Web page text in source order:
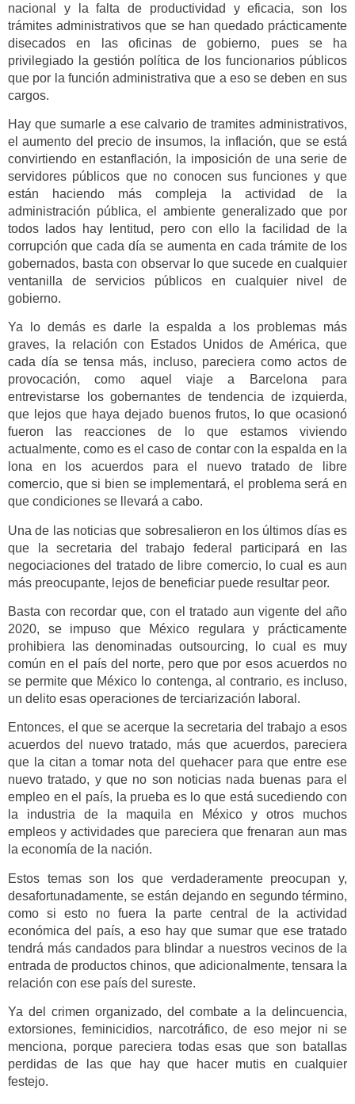
nacional y la falta de productividad y eficacia, son los
trámites administrativos que se han quedado prácticamente
disecados en las oficinas de gobierno, pues se ha
privilegiado la gestión política de los funcionarios públicos
que por la función administrativa que a eso se deben en sus
cargos.
Hay que sumarle a ese calvario de tramites administrativos,
el aumento del precio de insumos, la inflación, que se está
convirtiendo en estanflación, la imposición de una serie de
servidores públicos que no conocen sus funciones y que
están haciendo más compleja la actividad de la
administración pública, el ambiente generalizado que por
todos lados hay lentitud, pero con ello la facilidad de la
corrupción que cada día se aumenta en cada trámite de los
gobernados, basta con observar lo que sucede en cualquier
ventanilla de servicios públicos en cualquier nivel de
gobierno.
Ya lo demás es darle la espalda a los problemas más
graves, la relación con Estados Unidos de América, que
cada día se tensa más, incluso, pareciera como actos de
provocación, como aquel viaje a Barcelona para
entrevistarse los gobernantes de tendencia de izquierda,
que lejos que haya dejado buenos frutos, lo que ocasionó
fueron las reacciones de lo que estamos viviendo
actualmente, como es el caso de contar con la espalda en la
lona en los acuerdos para el nuevo tratado de libre
comercio, que si bien se implementará, el problema será en
que condiciones se llevará a cabo.
Una de las noticias que sobresalieron en los últimos días es
que la secretaria del trabajo federal participará en las
negociaciones del tratado de libre comercio, lo cual es aun
más preocupante, lejos de beneficiar puede resultar peor.
Basta con recordar que, con el tratado aun vigente del año
2020, se impuso que México regulara y prácticamente
prohibiera las denominadas outsourcing, lo cual es muy
común en el país del norte, pero que por esos acuerdos no
se permite que México lo contenga, al contrario, es incluso,
un delito esas operaciones de terciarización laboral.
Entonces, el que se acerque la secretaria del trabajo a esos
acuerdos del nuevo tratado, más que acuerdos, pareciera
que la citan a tomar nota del quehacer para que entre ese
nuevo tratado, y que no son noticias nada buenas para el
empleo en el país, la prueba es lo que está sucediendo con
la industria de la maquila en México y otros muchos
empleos y actividades que pareciera que frenaran aun mas
la economía de la nación.
Estos temas son los que verdaderamente preocupan y,
desafortunadamente, se están dejando en segundo término,
como si esto no fuera la parte central de la actividad
económica del país, a eso hay que sumar que ese tratado
tendrá más candados para blindar a nuestros vecinos de la
entrada de productos chinos, que adicionalmente, tensara la
relación con ese país del sureste.
Ya del crimen organizado, del combate a la delincuencia,
extorsiones, feminicidios, narcotráfico, de eso mejor ni se
menciona, porque pareciera todas esas que son batallas
perdidas de las que hay que hacer mutis en cualquier
festejo.